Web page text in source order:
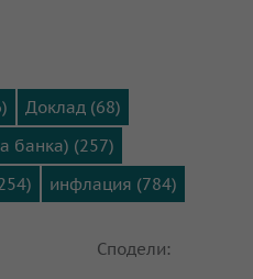
Доклад (68)
банка) (257)
инфлация (784)
Сподели: